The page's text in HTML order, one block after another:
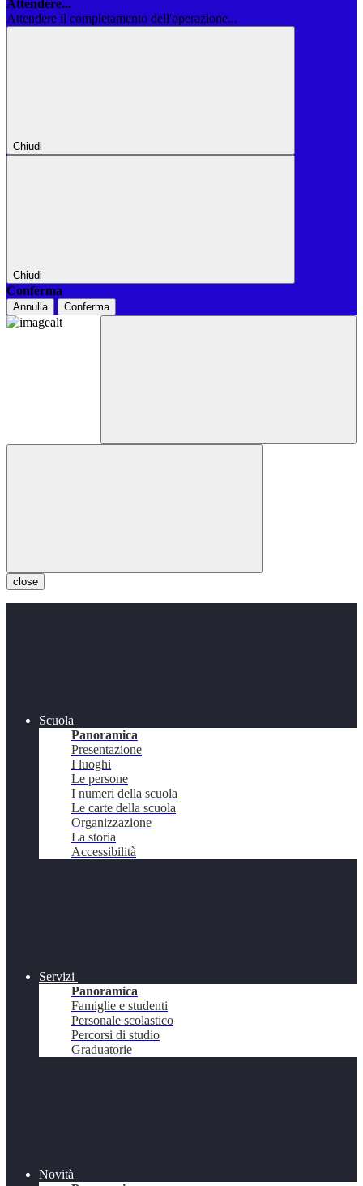
Attendere...
Attendere il completamento dell'operazione...
Chiudi
Chiudi
Conferma
Annulla Conferma
close
Scuola
Panoramica
Presentazione
I luoghi
Le persone
I numeri della scuola
Le carte della scuola
Organizzazione
La storia
Accessibilità
Servizi
Panoramica
Famiglie e studenti
Personale scolastico
Percorsi di studio
Graduatorie
Novità